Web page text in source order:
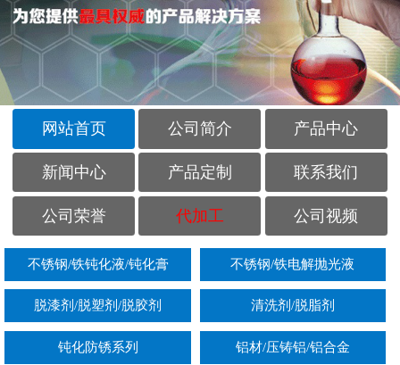
网站首页 公司简介 产品中心
新闻中心 产品定制 联系我们
公司荣誉 代加工 公司视频
不锈钢/铁钝化液/钝化膏 不锈钢/铁电解抛光液
脱漆剂/脱塑剂/脱胶剂 清洗剂/脱脂剂
钝化防锈系列 铝材/压铸铝/铝合金